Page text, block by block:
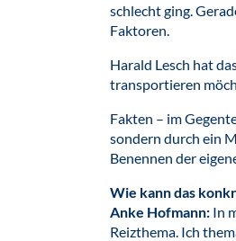
schlecht ging.
Faktoren.
Harald Lesch hat
transportieren
Fakten – im
sondern durch ein
Benennen der
Wie kann das
Anke Hofmann: In
Reizthema. Ich